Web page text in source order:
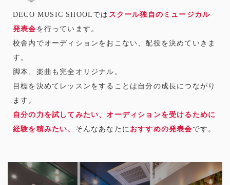
DECO MUSIC SHOOLでは スクール独自のミュージカル
発表会 を行っています。
校舎内でオーディションをおこない、配役を決めていきま
す。
脚本、楽曲も完全オリジナル。
目標を決めてレッスンをすることは自分の成長につながり
ます。
自分の力を試してみたい、オーディションを受けるために
経験を積みたい、 そんなあなたに おすすめの発表会 です。